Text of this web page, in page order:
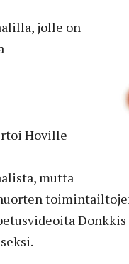
jolle on
Hoville
mutta